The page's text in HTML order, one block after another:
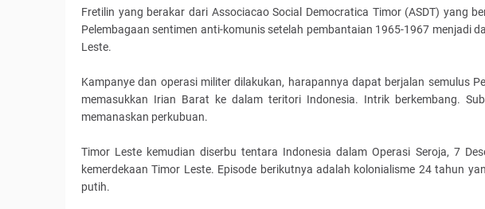
Fretilin yang berakar dari Associacao Social Democratica Timor (ASDT) yang
Pelembagaan sentimen anti-komunis setelah pembantaian 1965-1967 menjadi
Leste.
Kampanye dan operasi militer dilakukan, harapannya dapat berjalan semulus
memasukkan Irian Barat ke dalam teritori Indonesia. Intrik berkembang.
memanaskan perkubuan.
Timor Leste kemudian diserbu tentara Indonesia dalam Operasi Seroja, 7
kemerdekaan Timor Leste. Episode berikutnya adalah kolonialisme 24 tahun
putih.